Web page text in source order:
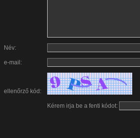
Név:
e-mail:
ellenőrző kód:
Kérem irja be a fenti kódot: